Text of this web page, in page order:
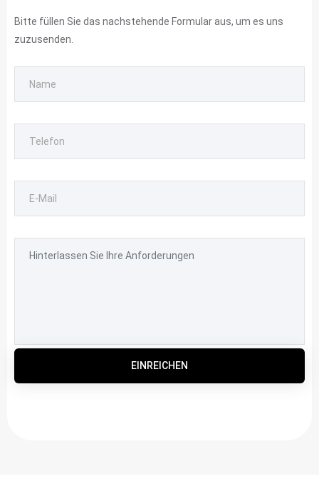
Bitte füllen Sie das nachstehende Formular aus, um es uns
zuzusenden.
EINREICHEN